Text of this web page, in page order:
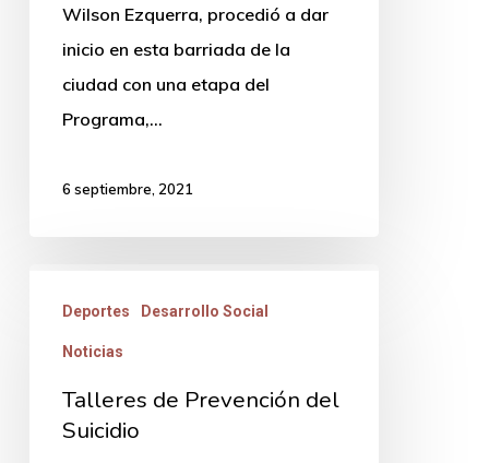
Wilson Ezquerra, procedió a dar
inicio en esta barriada de la
ciudad con una etapa del
Programa,…
6 septiembre, 2021
Prevención
Suicidio
Deportes Desarrollo Social
Noticias
Talleres de Prevención del
Suicidio